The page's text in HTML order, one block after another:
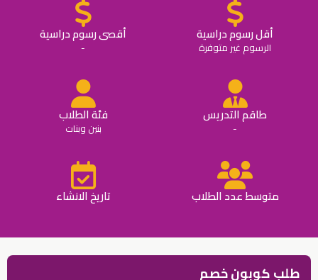
أقل رسوم دراسية
الرسوم غير متوفرة
أقصى رسوم دراسية
-
طاقم التدريس
-
فئة الطلاب
بنين وبنات
متوسط عدد الطلاب تاريخ الانشاء
طلب كوبون خصم